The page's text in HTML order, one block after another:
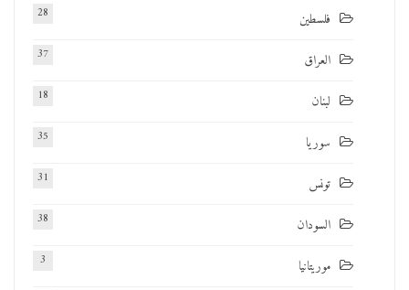
فلسطين 28
العراق 37
لبنان 18
سوريا 35
تونس 31
السودان 38
موريتانيا 3